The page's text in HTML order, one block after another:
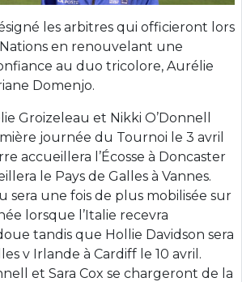
les arbitres qui officieront lors
en renouvelant une
au duo tricolore, Aurélie
Domenjo.
Groizeleau et Nikki O’Donnell
journée du Tournoi le 3 avril
accueillera l’Écosse à Doncaster
le Pays de Galles à Vannes.
sera une fois de plus mobilisée sur
lorsque l’Italie recevra
tandis que Hollie Davidson sera
v Irlande à Cardiff le 10 avril.
et Sara Cox se chargeront de la